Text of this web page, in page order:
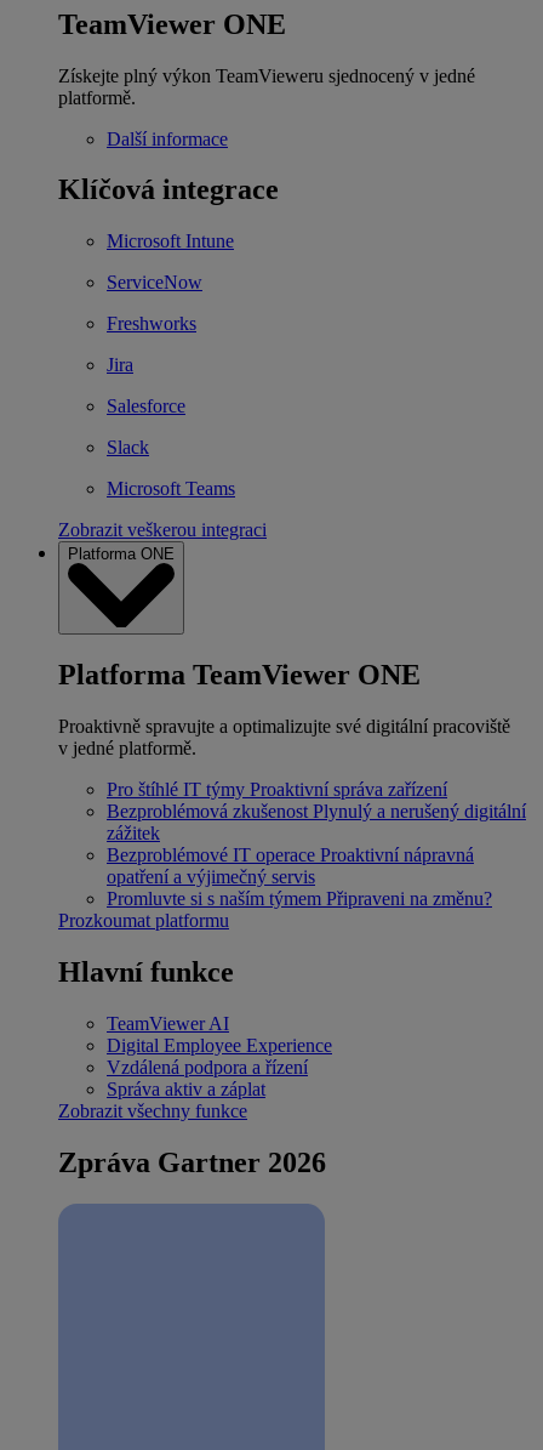
TeamViewer ONE
Získejte plný výkon TeamVieweru sjednocený v jedné
platformě.
Další informace
Klíčová integrace
Microsoft Intune
ServiceNow
Freshworks
Jira
Salesforce
Slack
Microsoft Teams
Zobrazit veškerou integraci
Platforma ONE
Platforma TeamViewer ONE
Proaktivně spravujte a optimalizujte své digitální pracoviště
v jedné platformě.
Pro štíhlé IT týmy Proaktivní správa zařízení
Bezproblémová zkušenost Plynulý a nerušený digitální
zážitek
Bezproblémové IT operace Proaktivní nápravná
opatření a výjimečný servis
Promluvte si s naším týmem Připraveni na změnu?
Prozkoumat platformu
Hlavní funkce
TeamViewer AI
Digital Employee Experience
Vzdálená podpora a řízení
Správa aktiv a záplat
Zobrazit všechny funkce
Zpráva Gartner 2026